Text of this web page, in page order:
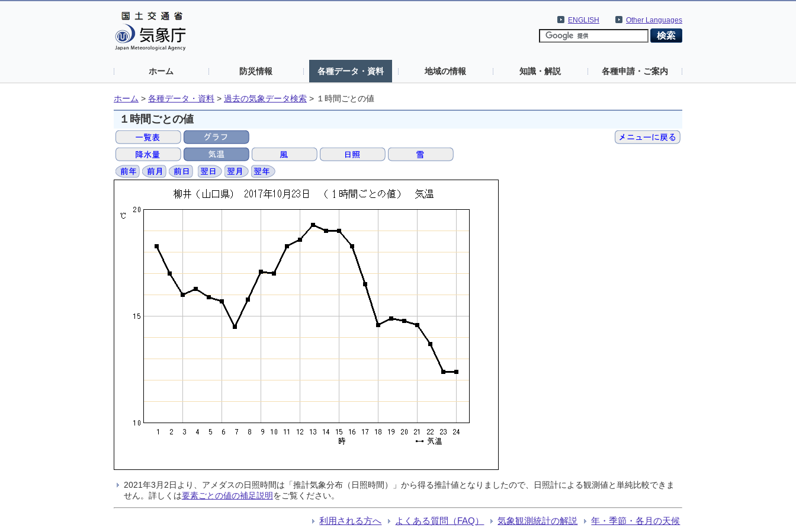
Other Languages
ENGLISH
ホーム 防災情報 各種データ・資料 地域の情報 知識・解説 各種申請・ご案内
ホーム > 各種データ・資料 > 過去の気象データ検索 > １時間ごとの値
１時間ごとの値
2021年3月2日より、アメダスの日照時間は「推計気象分布（日照時間）」から得る推計値となりましたので、日照計による観測値と単純比較できま
せん。詳しくは要素ごとの値の補足説明をご覧ください。
利用される方へ よくある質問（FAQ） 気象観測統計の解説 年・季節・各月の天候